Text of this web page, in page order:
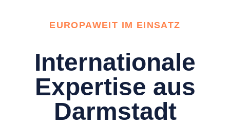
EUROPAWEIT IM EINSATZ
Internationale
Expertise aus
Darmstadt